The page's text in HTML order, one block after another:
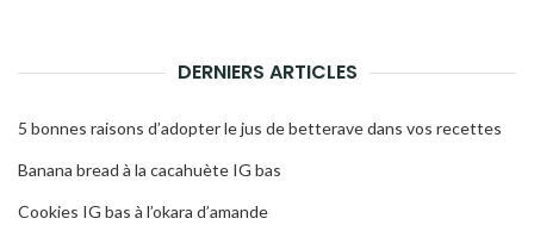
DERNIERS ARTICLES
5 bonnes raisons d’adopter le jus de betterave dans vos recettes
Banana bread à la cacahuète IG bas
Cookies IG bas à l’okara d’amande